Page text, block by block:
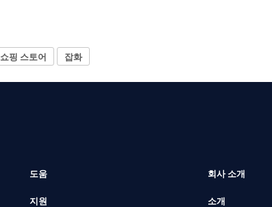
쇼핑 스토어 잡화
도움
지원
회사 소개
소개